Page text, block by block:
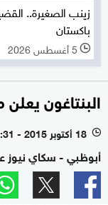
زينب الصغيرة..
باكستان
l 5 أغسطس 2026
البنتاغون
l 18 أكتوبر 2015 - 13:31 بتوقيت أبوظبي
أبوظبي - سكاي نيوز